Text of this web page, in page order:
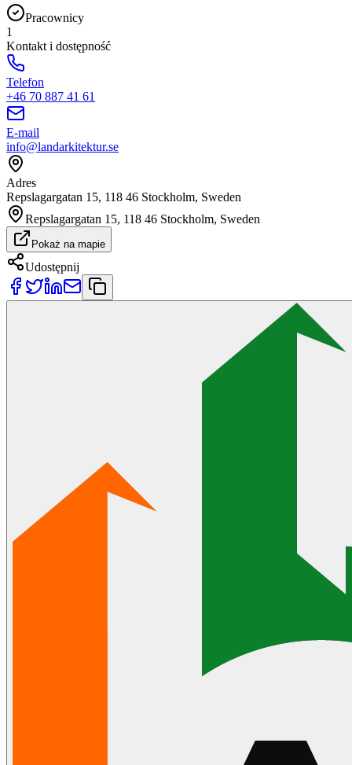
Pracownicy
1
Kontakt i dostępność
Telefon
+46 70 887 41 61
E-mail
info@landarkitektur.se
Adres
Repslagargatan 15, 118 46 Stockholm, Sweden
Repslagargatan 15, 118 46 Stockholm, Sweden
Pokaż na mapie
Udostępnij